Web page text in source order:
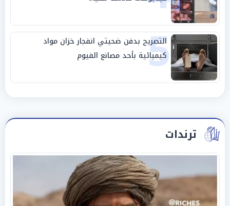
5
التصريح بدفن ضحيتي انفجار خزان مواد
كيميائية بأحد مصانع الفيوم
ترندات